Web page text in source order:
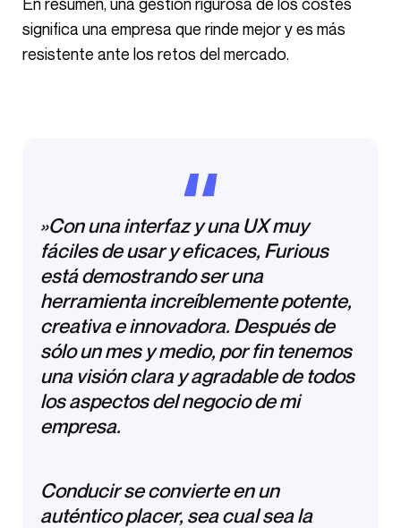
significa una empresa que rinde mejor y es más
resistente ante los retos del mercado.
»Con una interfaz y una UX muy
fáciles de usar y eficaces, Furious
está demostrando ser una
herramienta increíblemente potente,
creativa e innovadora. Después de
sólo un mes y medio, por fin tenemos
una visión clara y agradable de todos
los aspectos del negocio de mi
empresa.
Conducir se convierte en un
auténtico placer, sea cual sea la